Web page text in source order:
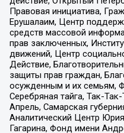
Правовая инициатива,
Ерушалаим, Центр
средств массовой
прав заключенных,
движений, Центр
Действие,
защиты прав граждан,
осужденным и их семьям,
Серебряная тайга, Так-
Апрель, Самарская
Аналитический Центр
Гагарина, Фонд имени